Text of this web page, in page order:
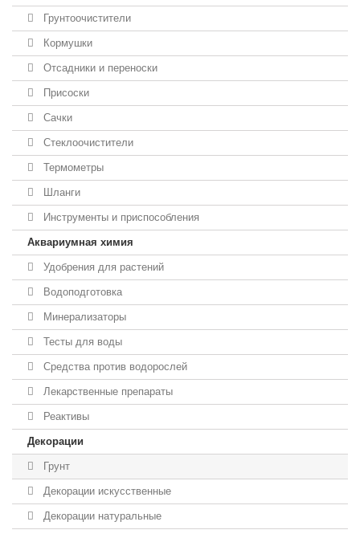
Грунтоочистители
Кормушки
Отсадники и переноски
Присоски
Сачки
Стеклоочистители
Термометры
Шланги
Инструменты и приспособления
Аквариумная химия
Удобрения для растений
Водоподготовка
Минерализаторы
Тесты для воды
Средства против водорослей
Лекарственные препараты
Реактивы
Декорации
Грунт
Декорации искусственные
Декорации натуральные